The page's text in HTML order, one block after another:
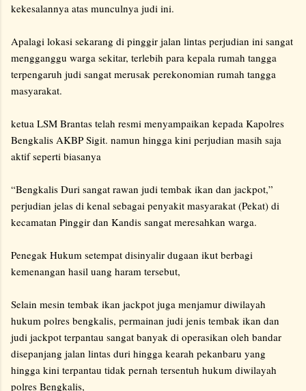
kekesalannya atas munculnya judi ini.
Apalagi lokasi sekarang di pinggir jalan lintas perjudian ini sangat
mengganggu warga sekitar, terlebih para kepala rumah tangga
terpengaruh judi sangat merusak perekonomian rumah tangga
masyarakat.
ketua LSM Brantas telah resmi menyampaikan kepada Kapolres
Bengkalis AKBP Sigit. namun hingga kini perjudian masih saja
aktif seperti biasanya
“Bengkalis Duri sangat rawan judi tembak ikan dan jackpot,”
perjudian jelas di kenal sebagai penyakit masyarakat (Pekat) di
kecamatan Pinggir dan Kandis sangat meresahkan warga.
Penegak Hukum setempat disinyalir dugaan ikut berbagi
kemenangan hasil uang haram tersebut,
Selain mesin tembak ikan jackpot juga menjamur diwilayah
hukum polres bengkalis, permainan judi jenis tembak ikan dan
judi jackpot terpantau sangat banyak di operasikan oleh bandar
disepanjang jalan lintas duri hingga kearah pekanbaru yang
hingga kini terpantau tidak pernah tersentuh hukum diwilayah
polres Bengkalis,